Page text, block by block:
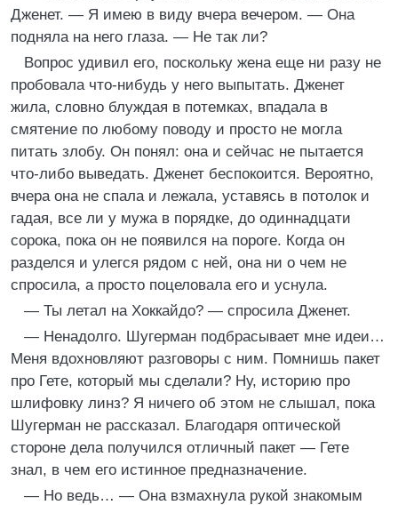
Дженет. — Я имею в виду вчера вечером. — Она
подняла на него глаза. — Не так ли?
Вопрос удивил его, поскольку жена еще ни разу не
пробовала что-нибудь у него выпытать. Дженет
жила, словно блуждая в потемках, впадала в
смятение по любому поводу и просто не могла
питать злобу. Он понял: она и сейчас не пытается
что-либо выведать. Дженет беспокоится. Вероятно,
вчера она не спала и лежала, уставясь в потолок и
гадая, все ли у мужа в порядке, до одиннадцати
сорока, пока он не появился на пороге. Когда он
разделся и улегся рядом с ней, она ни о чем не
спросила, а просто поцеловала его и уснула.
— Ты летал на Хоккайдо? — спросила Дженет.
— Ненадолго. Шугерман подбрасывает мне идеи…
Меня вдохновляют разговоры с ним. Помнишь пакет
про Гете, который мы сделали? Ну, историю про
шлифовку линз? Я ничего об этом не слышал, пока
Шугерман не рассказал. Благодаря оптической
стороне дела получился отличный пакет — Гете
знал, в чем его истинное предназначение.
— Но ведь… — Она взмахнула рукой знакомым